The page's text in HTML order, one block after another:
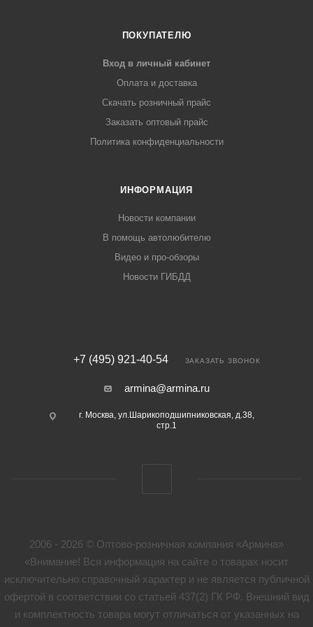
ПОКУПАТЕЛЮ
Вход в личный кабинет
Оплата и доставка
Скачать розничный прайс
Заказать оптовый прайс
Политика конфиденциальности
ИНФОРМАЦИЯ
Новости компании
В помощь автолюбителю
Видео и про-обзоры
Новости ГИБДД
+7 (495) 921-40-54 ЗАКАЗАТЬ ЗВОНОК
armina@armina.ru
г. Москва, ул.Шарикоподшипниковская, д.38,
стр.1
2006 - 2026 © Оптово-розничная компания «Армина»
«Внимание! Вся информация на сайте о товарах носит
исключительно справочный характер и не является публичной
офертой в соответствии со статьей 437(2) ГК РФ. Внешний вид
и комплектность товара могут отличаться от указанных на